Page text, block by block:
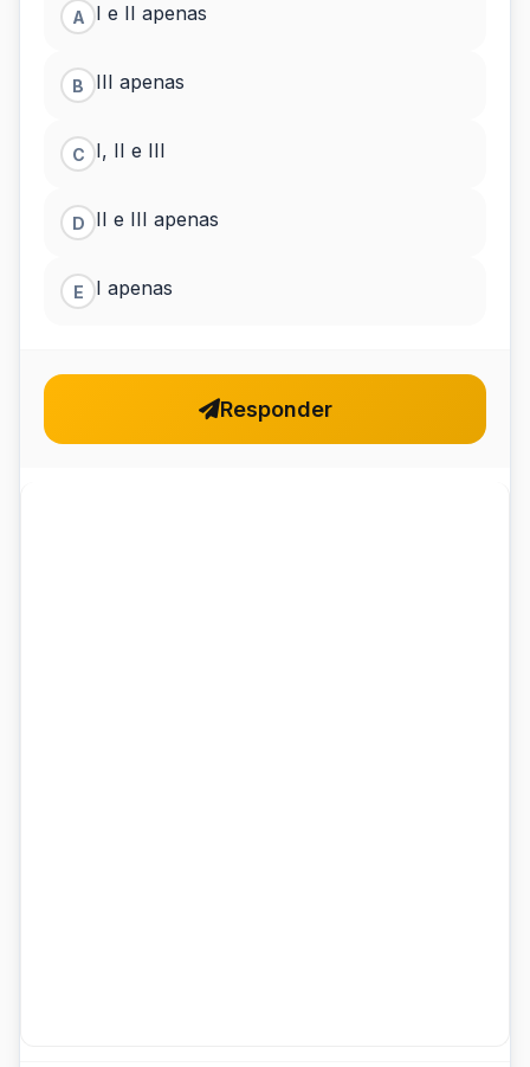
A I e II apenas
B III apenas
C I, II e III
D II e III apenas
E I apenas
Responder